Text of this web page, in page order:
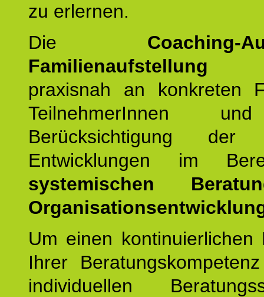
zu erlernen.
Die Coaching-
Familienaufstellung
praxisnah an konkreten
TeilnehmerInnen
Berücksichtigung der
Entwicklungen im
systemischen
Um einen kontinuierlichen
Ihrer
individuellen